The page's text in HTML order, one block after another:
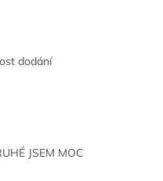
dodání
JSEM MOC